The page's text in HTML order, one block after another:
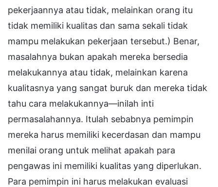
pekerjaannya atau tidak, melainkan orang itu
tidak memiliki kualitas dan sama sekali tidak
mampu melakukan pekerjaan tersebut.) Benar,
masalahnya bukan apakah mereka bersedia
melakukannya atau tidak, melainkan karena
kualitasnya yang sangat buruk dan mereka tidak
tahu cara melakukannya—inilah inti
permasalahannya. Itulah sebabnya pemimpin
mereka harus memiliki kecerdasan dan mampu
menilai orang untuk melihat apakah para
pengawas ini memiliki kualitas yang diperlukan.
Para pemimpin ini harus melakukan evaluasi